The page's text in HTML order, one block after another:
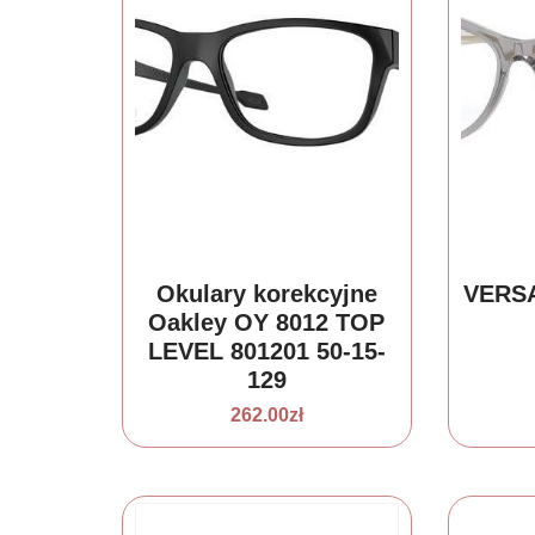
Okulary korekcyjne
Oakley OY 8012 TOP
LEVEL 801201 50-15-
129
262.00zł